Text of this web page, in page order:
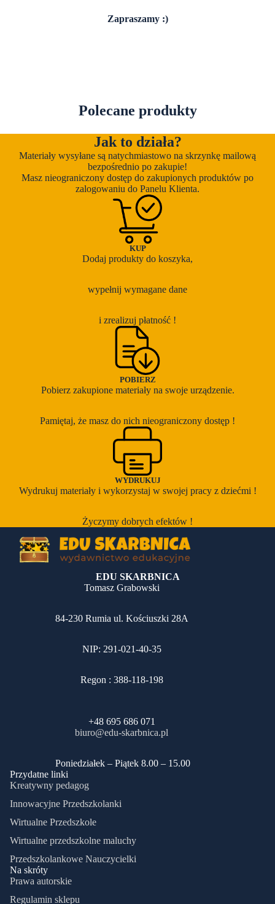
Zapraszamy :)
Polecane produkty
Jak to działa?
Materiały wysyłane są natychmiastowo na skrzynkę mailową
bezpośrednio po zakupie!
Masz nieograniczony dostęp do zakupionych produktów po
zalogowaniu do Panelu Klienta.
KUP
Dodaj produkty do koszyka,
wypełnij wymagane dane
i zrealizuj płatność !
POBIERZ
Pobierz zakupione materiały na swoje urządzenie.
Pamiętaj, że masz do nich nieograniczony dostęp !
WYDRUKUJ
Wydrukuj materiały i wykorzystaj w swojej pracy z dziećmi !
Życzymy dobrych efektów !
EDU SKARBNICA
Tomasz Grabowski
84-230 Rumia ul. Kościuszki 28A
NIP: 291-021-40-35
Regon : 388-118-198
+48 695 686 071
biuro@edu-skarbnica.pl
​Poniedziałek – Piątek 8.00 – 15.00
Przydatne linki
Kreatywny pedagog
Innowacyjne Przedszkolanki
Wirtualne Przedszkole
Wirtualne przedszkolne maluchy
Przedszkolankowe Nauczycielki
Na skróty
Prawa autorskie
Regulamin sklepu